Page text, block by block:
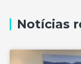
Notícias